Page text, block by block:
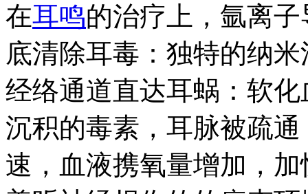
在耳鸣的治疗上，氩离
底清除耳毒：独特的纳
经络通道直达耳蜗：软
沉积的毒素，耳脉被疏
速，血液携氧量增加，